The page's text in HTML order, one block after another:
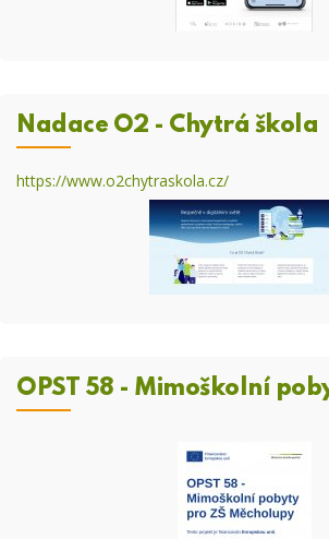
Nadace O2 - Chytrá škola
https://www.o2chytraskola.cz/
OPST 58 - Mimoškolní